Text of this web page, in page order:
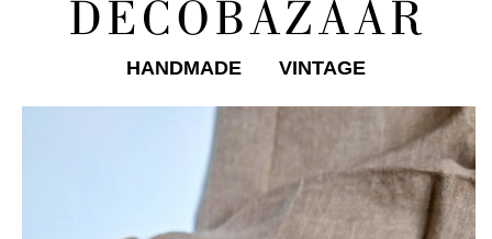
HANDMADE VINTAGE